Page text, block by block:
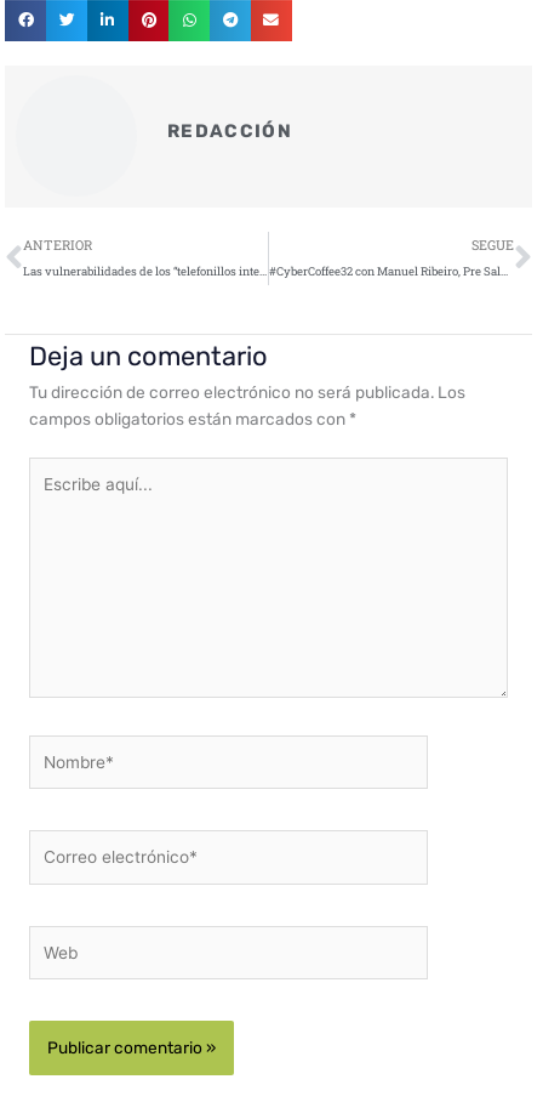
REDACCIÓN
Ant
ANTERIOR
Las vulnerabilidades de los “telefonillos inteligentes” dejan al descubierto la privacidad de los usuarios
SEGUE
#CyberCoffee32 con Manuel Ribeiro, Pre Sales Manager de BIO-Key
Deja un comentario
Tu dirección de correo electrónico no será publicada. Los
campos obligatorios están marcados con *
aquí...
electrónico*